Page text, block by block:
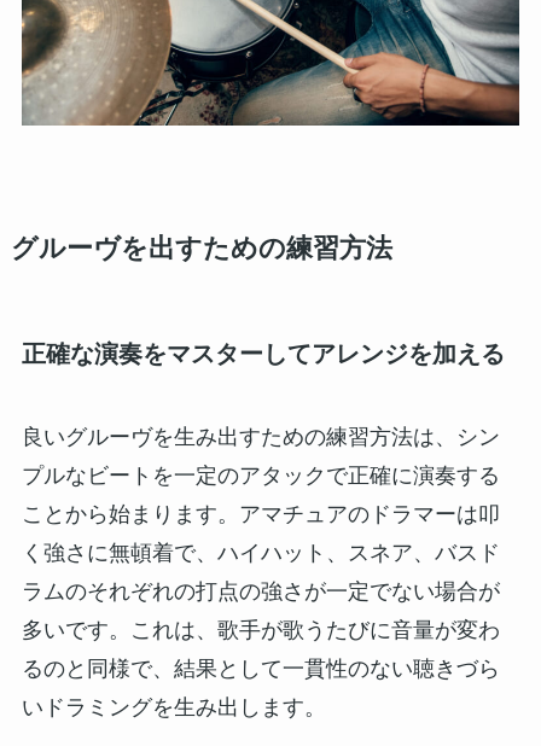
グルーヴを出すための練習方法
正確な演奏をマスターしてアレンジを加える
良いグルーヴを生み出すための練習方法は、シン
プルなビートを一定のアタックで正確に演奏する
ことから始まります。アマチュアのドラマーは叩
く強さに無頓着で、ハイハット、スネア、バスド
ラムのそれぞれの打点の強さが一定でない場合が
多いです。これは、歌手が歌うたびに音量が変わ
るのと同様で、結果として一貫性のない聴きづら
いドラミングを生み出します。